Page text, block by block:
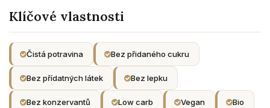
Klíčové vlastnosti
Čistá potravina Bez přidaného cukru
Bez přídatných látek Bez lepku
Bez konzervantů Low carb Vegan Bio